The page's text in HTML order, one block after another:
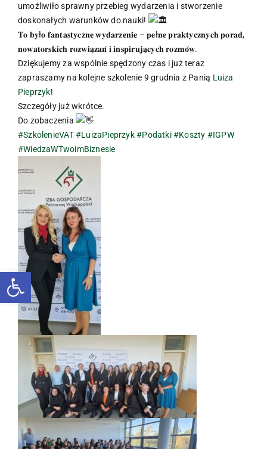
Otwórz pasek narzędzi
umożliwiło sprawny przebieg wydarzenia i stworzenie
doskonałych warunków do nauki!
𝐓𝐨 𝐛𝐲ł𝐨 𝐟𝐚𝐧𝐭𝐚𝐬𝐭𝐲𝐜𝐳𝐧𝐞 𝐰𝐲𝐝𝐚𝐫𝐳𝐞𝐧𝐢𝐞 – 𝐩𝐞ł𝐧𝐞 𝐩𝐫𝐚𝐤𝐭𝐲𝐜𝐳𝐧𝐲𝐜𝐡 𝐩𝐨𝐫𝐚𝐝,
𝐧𝐨𝐰𝐚𝐭𝐨𝐫𝐬𝐤𝐢𝐜𝐡 𝐫𝐨𝐳𝐰𝐢𝐚̨𝐳𝐚𝐧́ 𝐢 𝐢𝐧𝐬𝐩𝐢𝐫𝐮𝐣𝐚̨𝐜𝐲𝐜𝐡 𝐫𝐨𝐳𝐦𝐨́𝐰.
Dziękujemy za wspólnie spędzony czas i już teraz
zapraszamy na kolejne szkolenie 9 grudnia z Panią Luiza
Pieprzyk!
Szczegóły już wkrótce.
Do zobaczenia
#SzkolenieVAT #LuizaPieprzyk #Podatki #Koszty #IGPW
#WiedzaWTwoimBiznesie